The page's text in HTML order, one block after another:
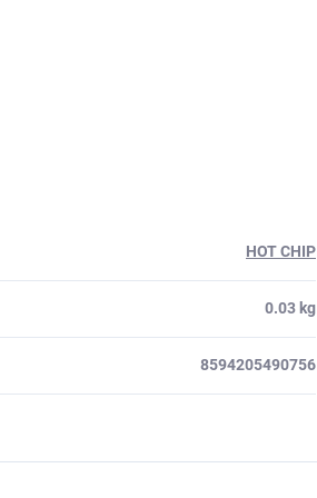
HOT CHIP
0.03 kg
8594205490756